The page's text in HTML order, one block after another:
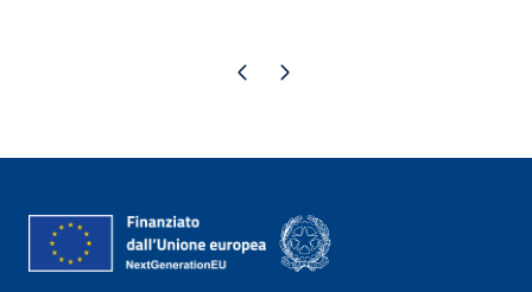
Pagina precedente
Pagina successiva